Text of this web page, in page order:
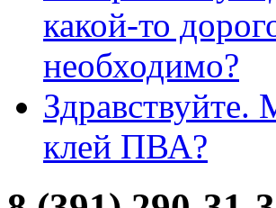
какой-то
необходимо?
клей ПВА?